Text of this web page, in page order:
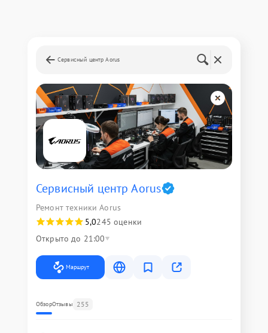
Сервисный центр Aorus
Сервисный центр Aorus
Ремонт техники Aorus
5,0245 оценки
Открыто до 21:00
Маршрут
ОбзорОтзывы 255